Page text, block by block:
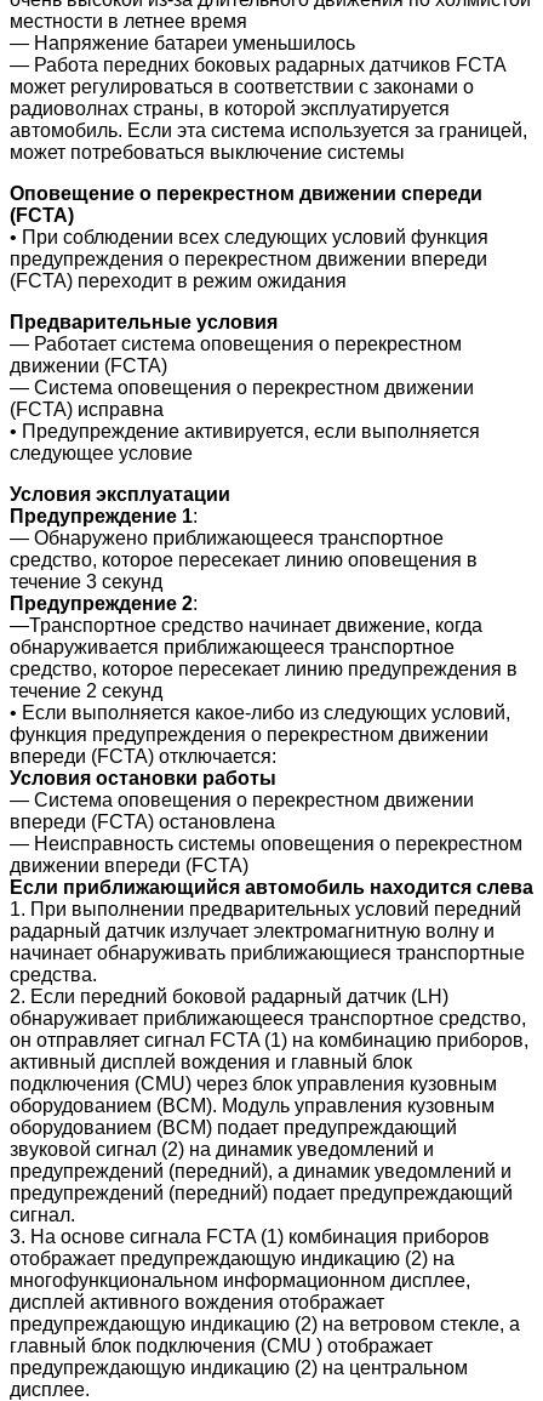
местности в летнее время
― Напряжение батареи уменьшилось
― Работа передних боковых радарных датчиков FCTA
может регулироваться в соответствии с законами о
радиоволнах страны, в которой эксплуатируется
автомобиль. Если эта система используется за границей,
может потребоваться выключение системы
Оповещение о перекрестном движении спереди
(FCTA)
• При соблюдении всех следующих условий функция
предупреждения о перекрестном движении впереди
(FCTA) переходит в режим ожидания
Предварительные условия
― Работает система оповещения о перекрестном
движении (FCTA)
― Система оповещения о перекрестном движении
(FCTA) исправна
• Предупреждение активируется, если выполняется
следующее условие
Условия эксплуатации
Предупреждение 1:
― Обнаружено приближающееся транспортное
средство, которое пересекает линию оповещения в
течение 3 секунд
Предупреждение 2:
―Транспортное средство начинает движение, когда
обнаруживается приближающееся транспортное
средство, которое пересекает линию предупреждения в
течение 2 секунд
• Если выполняется какое-либо из следующих условий,
функция предупреждения о перекрестном движении
впереди (FCTA) отключается:
Условия остановки работы
― Система оповещения о перекрестном движении
впереди (FCTA) остановлена
― Неисправность системы оповещения о перекрестном
движении впереди (FCTA)
Если приближающийся автомобиль находится слева
1. При выполнении предварительных условий передний
радарный датчик излучает электромагнитную волну и
начинает обнаруживать приближающиеся транспортные
средства.
2. Если передний боковой радарный датчик (LH)
обнаруживает приближающееся транспортное средство,
он отправляет сигнал FCTA (1) на комбинацию приборов,
активный дисплей вождения и главный блок
подключения (CMU) через блок управления кузовным
оборудованием (BCM). Модуль управления кузовным
оборудованием (BCM) подает предупреждающий
звуковой сигнал (2) на динамик уведомлений и
предупреждений (передний), а динамик уведомлений и
предупреждений (передний) подает предупреждающий
сигнал.
3. На основе сигнала FCTA (1) комбинация приборов
отображает предупреждающую индикацию (2) на
многофункциональном информационном дисплее,
дисплей активного вождения отображает
предупреждающую индикацию (2) на ветровом стекле, а
главный блок подключения (CMU ) отображает
предупреждающую индикацию (2) на центральном
дисплее.